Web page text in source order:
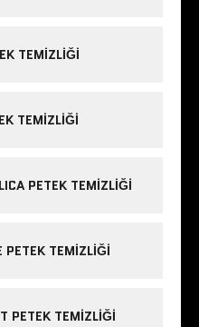
TEMIZLIĞI
TEMIZLIĞI
PETEK TEMIZLIĞI
PETEK TEMIZLIĞI
PETEK TEMIZLIĞI